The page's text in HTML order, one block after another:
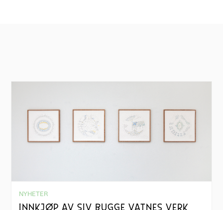
NYHETER
INNKJØP AV SIV BUGGE VATNES VERK